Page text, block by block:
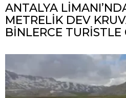
ANTALYA
METRELİK DEV
BİNLERCE TURİSTLE